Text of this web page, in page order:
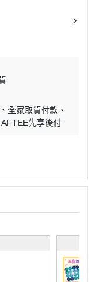
全家取貨付款
AFTEE先享後付